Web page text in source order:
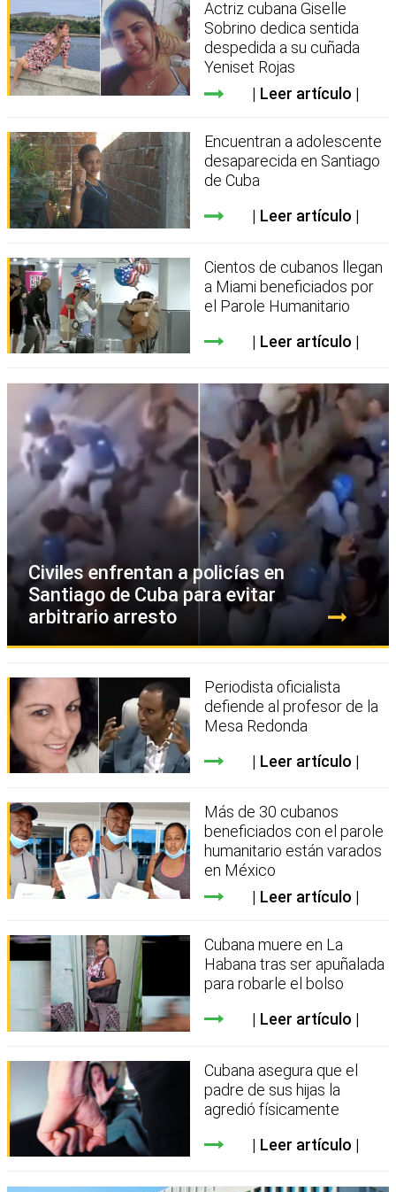
Actriz cubana Giselle
Sobrino dedica sentida
despedida a su cuñada
Yeniset Rojas
Leer artículo
Encuentran a adolescente
desaparecida en Santiago
de Cuba
Leer artículo
Cientos de cubanos llegan
a Miami beneficiados por
el Parole Humanitario
Leer artículo
Civiles enfrentan a policías en
Santiago de Cuba para evitar
arbitrario arresto
Periodista oficialista
defiende al profesor de la
Mesa Redonda
Leer artículo
Más de 30 cubanos
beneficiados con el parole
humanitario están varados
en México
Leer artículo
Cubana muere en La
Habana tras ser apuñalada
para robarle el bolso
Leer artículo
Cubana asegura que el
padre de sus hijas la
agredió físicamente
Leer artículo